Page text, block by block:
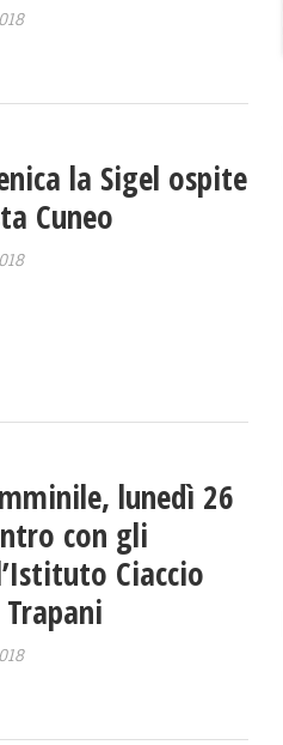
la Sigel ospite
Cuneo
lunedì 26
con gli
Ciaccio